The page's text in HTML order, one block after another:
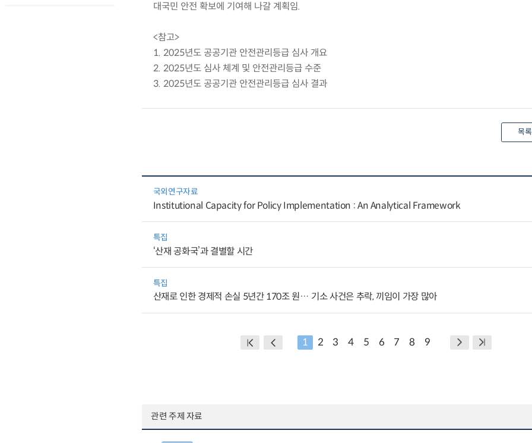
대국민 안전 확보에 기여해 나갈 계획임.
<참고>
1. 2025년도 공공기관 안전관리등급 심사 개요
2. 2025년도 심사 체계 및 안전관리등급 수준
3. 2025년도 공공기관 안전관리등급 심사 결과
목
국외연구자료
Institutional Capacity for Policy Implementation : An Analytical Framework
특집
‘산재 공화국’과 결별할 시간
특집
산재로 인한 경제적 손실 5년간 170조 원… 기소 사건은 추락, 끼임이 가장 많아
1 2 3 4 5 6 7 8 9
관련 주제 자료